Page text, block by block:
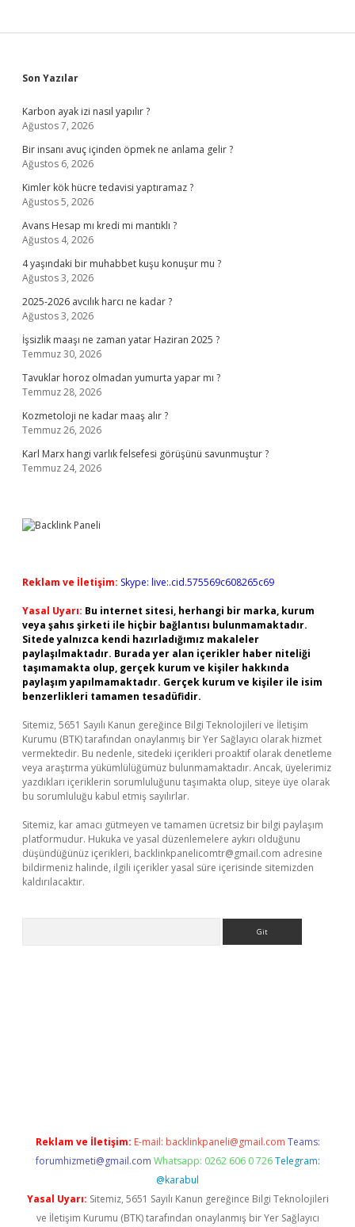
Sidebar
Son Yazılar
Karbon ayak izi nasıl yapılır ?
Ağustos 7, 2026
Bir insanı avuç içinden öpmek ne anlama gelir ?
Ağustos 6, 2026
Kimler kök hücre tedavisi yaptıramaz ?
Ağustos 5, 2026
Avans Hesap mı kredi mi mantıklı ?
Ağustos 4, 2026
4 yaşındaki bir muhabbet kuşu konuşur mu ?
Ağustos 3, 2026
2025-2026 avcılık harcı ne kadar ?
Ağustos 3, 2026
İşsizlik maaşı ne zaman yatar Haziran 2025 ?
Temmuz 30, 2026
Tavuklar horoz olmadan yumurta yapar mı ?
Temmuz 28, 2026
Kozmetoloji ne kadar maaş alır ?
Temmuz 26, 2026
Karl Marx hangi varlık felsefesi görüşünü savunmuştur ?
Temmuz 24, 2026
Reklam ve İletişim: Skype: live:.cid.575569c608265c69
Yasal Uyarı: Bu internet sitesi, herhangi bir marka, kurum
veya şahıs şirketi ile hiçbir bağlantısı bulunmamaktadır.
Sitede yalnızca kendi hazırladığımız makaleler
paylaşılmaktadır. Burada yer alan içerikler haber niteliği
taşımamakta olup, gerçek kurum ve kişiler hakkında
paylaşım yapılmamaktadır. Gerçek kurum ve kişiler ile isim
benzerlikleri tamamen tesadüfidir.
Sitemiz, 5651 Sayılı Kanun gereğince Bilgi Teknolojileri ve İletişim
Kurumu (BTK) tarafından onaylanmış bir Yer Sağlayıcı olarak hizmet
vermektedir. Bu nedenle, sitedeki içerikleri proaktif olarak denetleme
veya araştırma yükümlülüğümüz bulunmamaktadır. Ancak, üyelerimiz
yazdıkları içeriklerin sorumluluğunu taşımakta olup, siteye üye olarak
bu sorumluluğu kabul etmiş sayılırlar.
Sitemiz, kar amacı gütmeyen ve tamamen ücretsiz bir bilgi paylaşım
platformudur. Hukuka ve yasal düzenlemelere aykırı olduğunu
düşündüğünüz içerikleri, backlinkpanelicomtr@gmail.com adresine
bildirmeniz halinde, ilgili içerikler yasal süre içerisinde sitemizden
kaldırılacaktır.
Reklam ve İletişim: E-mail: backlinkpaneli@gmail.com Teams:
forumhizmeti@gmail.com Whatsapp: 0262 606 0 726 Telegram:
@karabul
Yasal Uyarı: Sitemiz, 5651 Sayılı Kanun gereğince Bilgi Teknolojileri
ve İletişim Kurumu (BTK) tarafından onaylanmış bir Yer Sağlayıcı